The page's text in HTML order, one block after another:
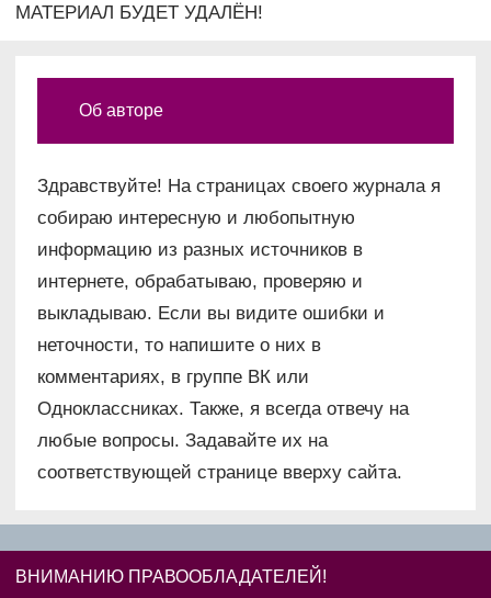
МАТЕРИАЛ БУДЕТ УДАЛЁН!
Об авторе
Здравствуйте! На страницах своего журнала я
собираю интересную и любопытную
информацию из разных источников в
интернете, обрабатываю, проверяю и
выкладываю. Если вы видите ошибки и
неточности, то напишите о них в
комментариях, в группе ВК или
Одноклассниках. Также, я всегда отвечу на
любые вопросы. Задавайте их на
соответствующей странице вверху сайта.
ВНИМАНИЮ ПРАВООБЛАДАТЕЛЕЙ!